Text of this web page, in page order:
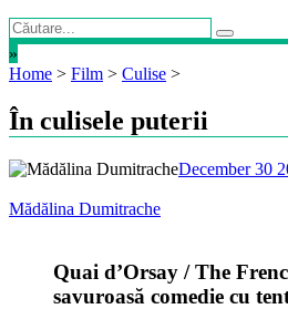
»
Home > Film > Culise >
În culisele puterii
December 30
Mădălina Dumitrache
Quai d’Orsay / The
savuroasă comedie cu